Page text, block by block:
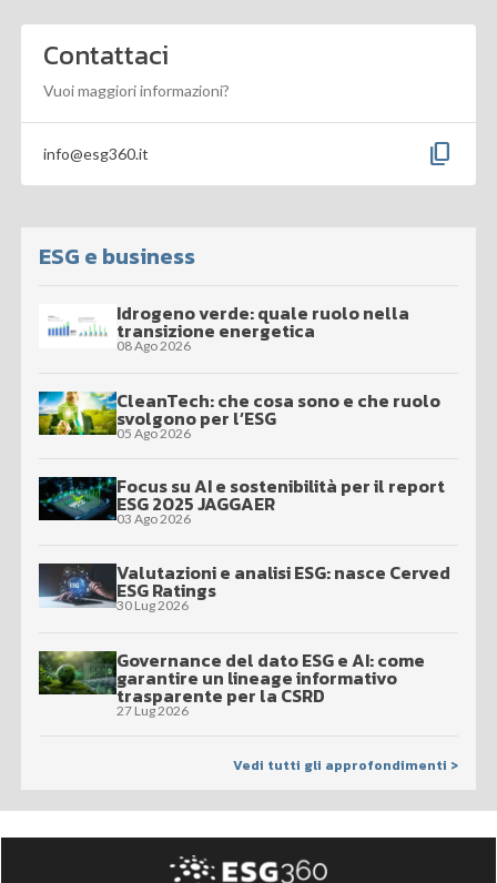
Contattaci
Vuoi maggiori informazioni?
info@esg360.it content_copy
ESG e business
Idrogeno verde: quale ruolo nella
transizione energetica
08 Ago 2026
CleanTech: che cosa sono e che ruolo
svolgono per l’ESG
05 Ago 2026
Focus su AI e sostenibilità per il report
ESG 2025 JAGGAER
03 Ago 2026
Valutazioni e analisi ESG: nasce Cerved
ESG Ratings
30 Lug 2026
Governance del dato ESG e AI: come
garantire un lineage informativo
trasparente per la CSRD
27 Lug 2026
Vedi tutti gli approfondimenti >